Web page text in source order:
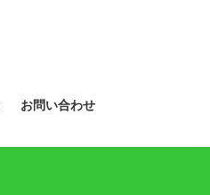
お問い合わせ